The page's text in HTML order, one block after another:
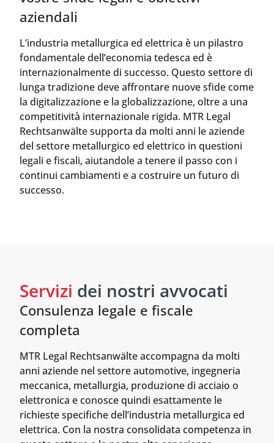
aziendali
L’industria metallurgica ed elettrica è un pilastro
fondamentale dell’economia tedesca ed è
internazionalmente di successo. Questo settore di
lunga tradizione deve affrontare nuove sfide come
la digitalizzazione e la globalizzazione, oltre a una
competitività internazionale rigida. MTR Legal
Rechtsanwälte supporta da molti anni le aziende
del settore metallurgico ed elettrico in questioni
legali e fiscali, aiutandole a tenere il passo con i
continui cambiamenti e a costruire un futuro di
successo.
Servizi dei nostri avvocati
Consulenza legale e fiscale
completa
MTR Legal Rechtsanwälte accompagna da molti
anni aziende nel settore automotive, ingegneria
meccanica, metallurgia, produzione di acciaio o
elettronica e conosce quindi esattamente le
richieste specifiche dell’industria metallurgica ed
elettrica. Con la nostra consolidata competenza in